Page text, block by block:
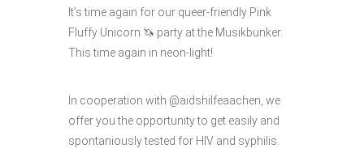
It’s time again for our queer-friendly Pink
Fluffy Unicorn 🦄 party at the Musikbunker.
This time again in neon-light!
In cooperation with @aidshilfeaachen, we
offer you the opportunity to get easily and
spontaniously tested for HIV and syphilis.